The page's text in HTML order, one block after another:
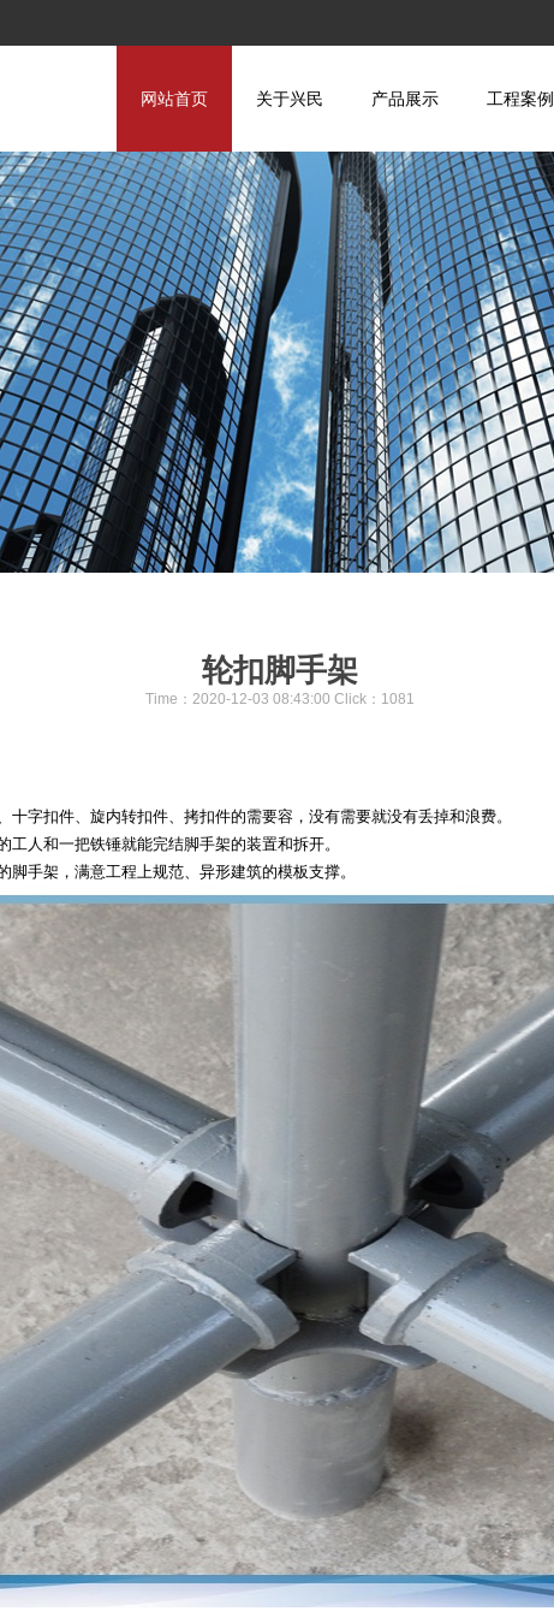
网站首页 关于兴民 产品展示 工程案例
轮扣脚手架
Time：2020-12-03 08:43:00 Click： 1081
字扣件、旋内转扣件、拷扣件的需要容，没有需要就没有丢掉和浪费。
人和一把铁锤就能完结脚手架的装置和拆开。
手架，满意工程上规范、异形建筑的模板支撑。